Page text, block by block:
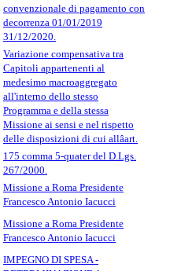
convenzionale di pagamento con
decorrenza 01/01/2019
31/12/2020.
Variazione compensativa tra
Capitoli appartenenti al
medesimo macroaggregato
all'interno dello stesso
Programma e della stessa
Missione ai sensi e nel rispetto
delle disposizioni di cui allâart.
175 comma 5-quater del D.Lgs.
267/2000.
Missione a Roma Presidente
Francesco Antonio Iacucci
Missione a Roma Presidente
Francesco Antonio Iacucci
IMPEGNO DI SPESA -